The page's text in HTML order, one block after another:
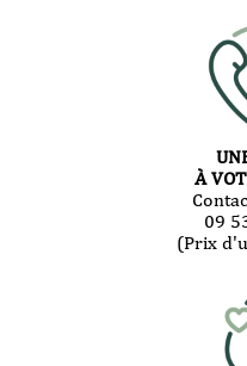
À
09
(Prix